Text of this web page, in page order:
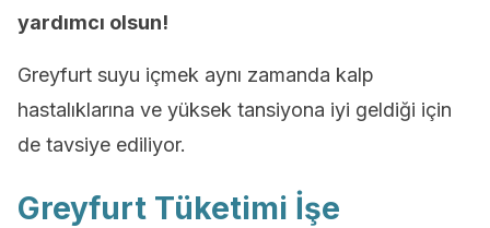
yardımcı olsun!
Greyfurt suyu içmek aynı zamanda kalp
hastalıklarına ve yüksek tansiyona iyi geldiği için
de tavsiye ediliyor.
Greyfurt Tüketimi İşe